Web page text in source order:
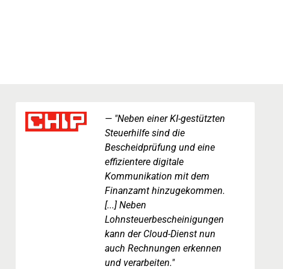
"Neben einer KI-gestützten
Steuerhilfe sind die
Bescheidprüfung und eine
effizientere digitale
Kommunikation mit dem
Finanzamt hinzugekommen.
[...] Neben
Lohnsteuerbescheinigungen
kann der Cloud-Dienst nun
auch Rechnungen erkennen
und verarbeiten."